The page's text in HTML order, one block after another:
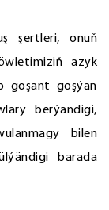
şertleri, onuň
azyk
goşant goşýan
berýändigi,
bilen
barada